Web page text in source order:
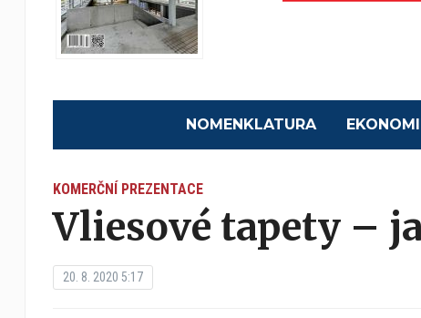
NOMENKLATURA
KOMERČNÍ PREZENTACE
Vliesové tapety –
20. 8. 2020 5:17